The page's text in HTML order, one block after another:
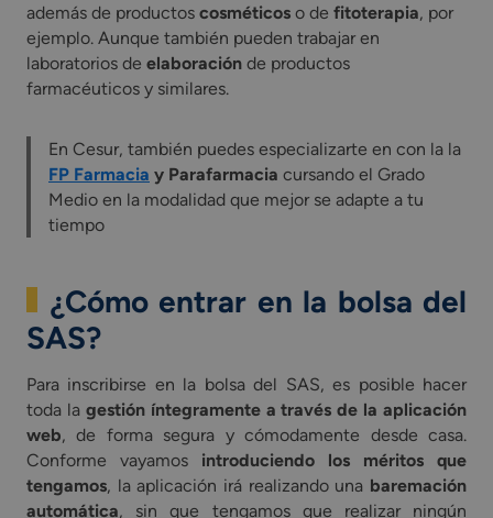
además de productos cosméticos o de fitoterapia, por
ejemplo. Aunque también pueden trabajar en
laboratorios de elaboración de productos
farmacéuticos y similares.
En Cesur, también puedes especializarte en con la la
FP Farmacia y Parafarmacia cursando el Grado
Medio en la modalidad que mejor se adapte a tu
tiempo
¿Cómo entrar en la bolsa del
SAS?
Para inscribirse en la bolsa del SAS, es posible hacer
toda la gestión íntegramente a través de la aplicación
web, de forma segura y cómodamente desde casa.
Conforme vayamos introduciendo los méritos que
tengamos, la aplicación irá realizando una baremación
automática, sin que tengamos que realizar ningún